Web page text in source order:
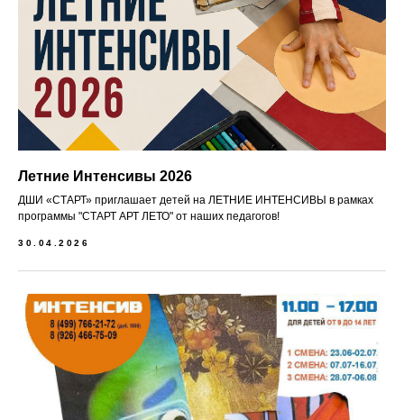
Летние Интенсивы 2026
ДШИ «СТАРТ» приглашает детей на ЛЕТНИЕ ИНТЕНСИВЫ в рамках
программы "СТАРТ АРТ ЛЕТО" от наших педагогов!
30.04.2026